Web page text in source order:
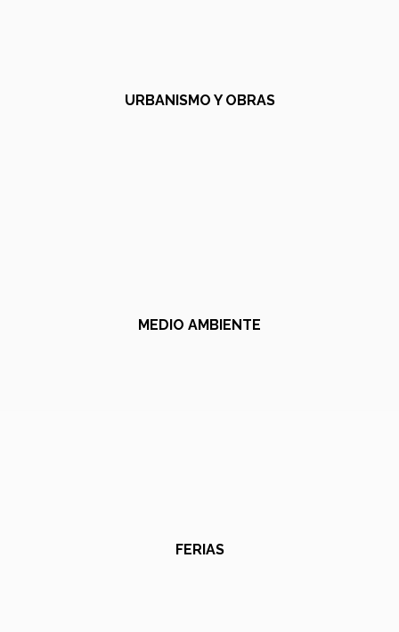
URBANISMO Y OBRAS
MEDIO AMBIENTE
FERIAS